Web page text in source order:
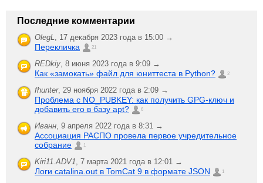
Последние комментарии
OlegL, 17 декабря 2023 года в 15:00 →
Перекличка 21
REDkiy, 8 июня 2023 года в 9:09 →
Как «замокать» файл для юниттеста в Python? 2
fhunter, 29 ноября 2022 года в 2:09 →
Проблема с NO_PUBKEY: как получить GPG-ключ и
добавить его в базу apt?
6
Иванн, 9 апреля 2022 года в 8:31 →
Ассоциация РАСПО провела первое учредительное
собрание
1
Kiri11.ADV1, 7 марта 2021 года в 12:01 →
Логи catalina.out в TomCat 9 в формате JSON 1